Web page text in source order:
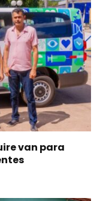
van para